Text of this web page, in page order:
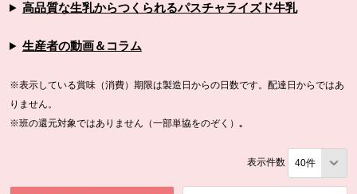
高品質な生乳からつくられるパスチャライズド牛乳
生産者の動画＆コラム
※表示している賞味（消費）期限は製造日からの日数です。配達日からではあ
りません。
※班の還元対象ではありません（一部単協をのぞく）｡
表示件数